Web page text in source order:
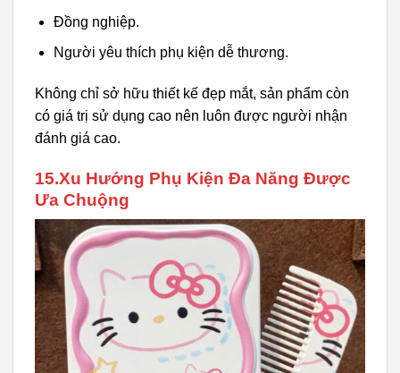
Đồng nghiệp.
Người yêu thích phụ kiện dễ thương.
Không chỉ sở hữu thiết kế đẹp mắt, sản phẩm còn
có giá trị sử dụng cao nên luôn được người nhận
đánh giá cao.
15.Xu Hướng Phụ Kiện Đa Năng Được
Ưa Chuộng